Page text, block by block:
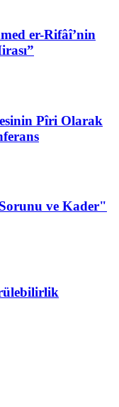
er-Rifâî’nin
Pîri Olarak
ve Kader"